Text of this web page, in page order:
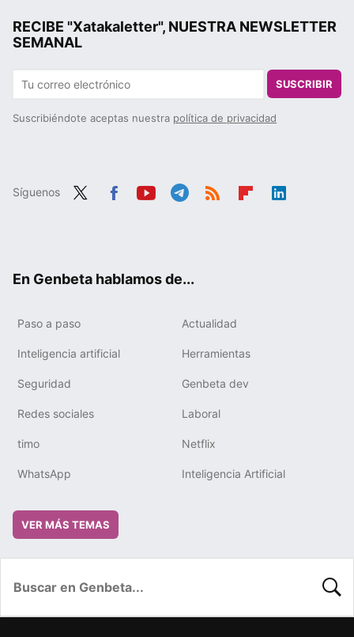
RECIBE "Xatakaletter", NUESTRA NEWSLETTER
SEMANAL
SUSCRIBIR
Suscribiéndote aceptas nuestra política de privacidad
Síguenos
En Genbeta hablamos de...
Paso a paso Actualidad
Inteligencia artificial Herramientas
Seguridad Genbeta dev
Redes sociales Laboral
timo Netflix
WhatsApp Inteligencia Artificial
VER MÁS TEMAS